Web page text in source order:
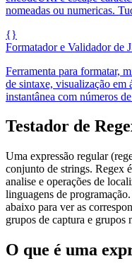
nomeadas ou numericas.
{}
Formatador e Validador de
Ferramenta para formatar,
de sintaxe, visualização em
instantânea com números
Testador de
Uma expressão regular
conjunto de strings. Regex
analise e operações de
linguagens de
abaixo para ver as
grupos de captura e grupos
O que é uma